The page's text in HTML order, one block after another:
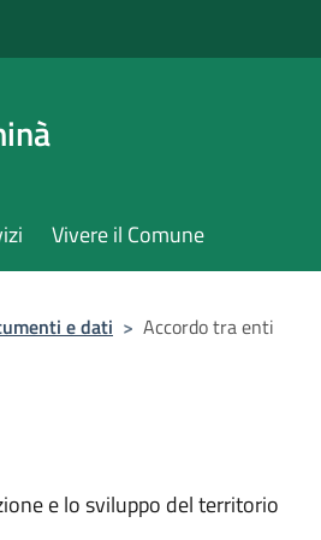
Vivere il Comune
e dati > Accordo tra enti
e lo sviluppo del territorio